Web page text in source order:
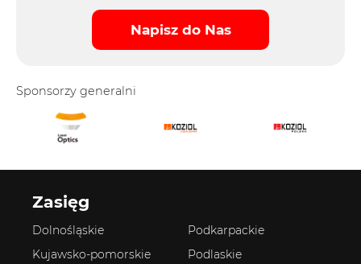
Napisz do Nas
Sponsorzy generalni
Zasięg
Dolnośląskie
Kujawsko-pomorskie
Podkarpackie
Podlaskie